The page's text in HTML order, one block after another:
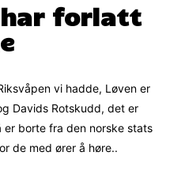
har forlatt
vi hadde, Løven er
Davids Rotskudd, det er
er borte fra den norske stats
de med ører å høre..